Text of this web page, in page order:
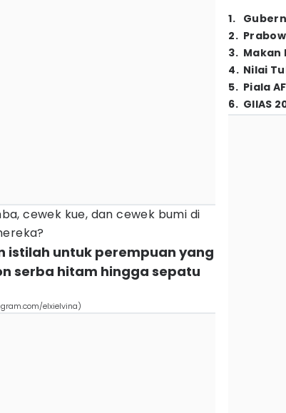
cewek kue, dan cewek bumi di
istilah untuk perempuan yang
serba hitam hingga sepatu
elxielvina)
1.
2.
3. Makan
4. Nilai
5. Piala
6. GIIAS